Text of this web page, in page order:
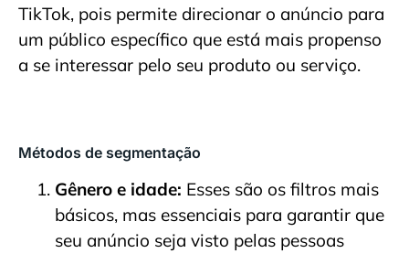
TikTok, pois permite direcionar o anúncio para
um público específico que está mais propenso
a se interessar pelo seu produto ou serviço.
Métodos de segmentação
Gênero e idade: Esses são os filtros mais
básicos, mas essenciais para garantir que
seu anúncio seja visto pelas pessoas